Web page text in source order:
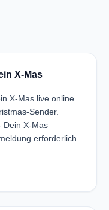
X-Mas
X-Mas live online
Sender.
Dein X-Mas
erforderlich.